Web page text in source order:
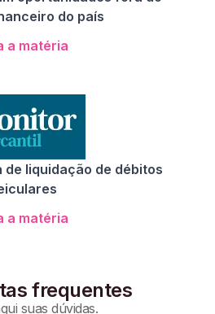
do país
a matéria
liquidação de débitos
a matéria
frequentes
suas dúvidas.